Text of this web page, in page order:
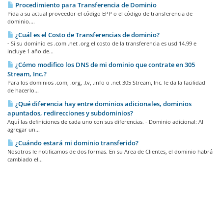
Procedimiento para Transferencia de Dominio
Pida a su actual proveedor el código EPP o el código de transferencia de
dominio....
¿Cuál es el Costo de Transferencias de dominio?
- Si su dominio es .com .net .org el costo de la transferencia es usd 14.99 e
incluye 1 año de...
¿Cómo modifico los DNS de mi dominio que contrate en 305
Stream, Inc.?
Para los dominios .com, .org, .tv, .info o .net 305 Stream, Inc. le da la facilidad
de hacerlo...
¿Qué diferencia hay entre dominios adicionales, dominios
apuntados, redirecciones y subdominios?
Aquí las definiciones de cada uno con sus diferencias. - Dominio adicional: Al
agregar un...
¿Cuándo estará mi dominio transferido?
Nosotros le notificamos de dos formas. En su Area de Clientes, el dominio habrá
cambiado el...